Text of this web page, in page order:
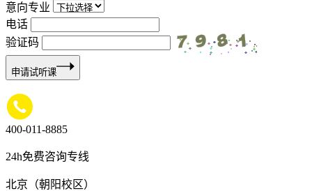
意向专业
电话
验证码
申请试听课
400-011-8885
24h免费咨询专线
北京（朝阳校区）